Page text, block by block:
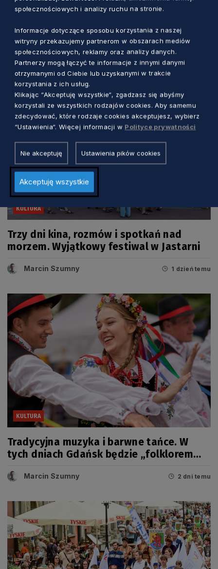
Zobacz również
KULTURA
Trzy dni kina, rozmów i spotkań nad
morzem. Wyjątkowy festiwal w Jastarni
Marcin Szumny 1 dzień temu
KULTURA
Tradycyjna muzyka i barwne tańce. W
tych dniach Gdańsk będzie „folklorem
Marcin Szumny 2 dni temu
społecznościowych i analizy ruchu na stronie.
Informacje dotyczące sposobu korzystania z naszej
witryny przekazujemy partnerom w obszarach mediów
społecznościowych, reklamy oraz analizy danych.
Partnerzy mogą łączyć te informacje z innymi danymi
otrzymanymi od Ciebie lub uzyskanymi w trakcie
korzystania z ich usług.
Klikając “Akceptuję wszystkie“, zgadzasz się abyśmy
korzystali ze wszystkich rodzajów cookies. Aby samemu
zdecydować, które rodzaje cookies akceptujesz, wybierz
“Ustawienia“. Więcej informacji w Polityce prywatności
Nie akceptuję Ustawienia pików cookies
Akceptuję wszystkie